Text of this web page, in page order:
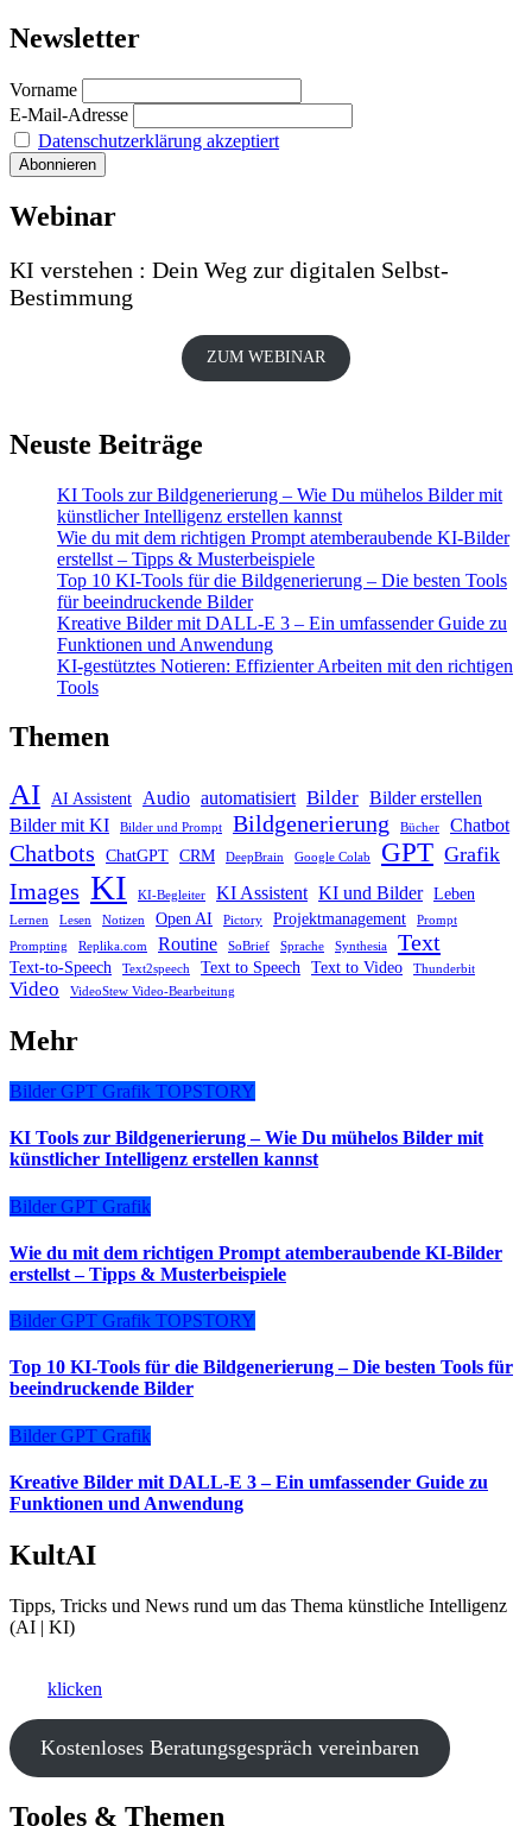
Newsletter
Vorname
E-Mail-Adresse
Datenschutzerklärung akzeptiert
Webinar
KI verstehen : Dein Weg zur digitalen Selbst-
Bestimmung
ZUM WEBINAR
Neuste Beiträge
KI Tools zur Bildgenerierung – Wie Du mühelos Bilder mit
künstlicher Intelligenz erstellen kannst
Wie du mit dem richtigen Prompt atemberaubende KI-Bilder
erstellst – Tipps & Musterbeispiele
Top 10 KI-Tools für die Bildgenerierung – Die besten Tools
für beeindruckende Bilder
Kreative Bilder mit DALL-E 3 – Ein umfassender Guide zu
Funktionen und Anwendung
KI-gestütztes Notieren: Effizienter Arbeiten mit den richtigen
Tools
Themen
AI AI Assistent Audio automatisiert Bilder Bilder erstellen
Bilder mit KI
Bilder und Prompt Bildgenerierung Bücher Chatbot
Chatbots ChatGPT CRM DeepBrain Google Colab GPT Grafik
Images KI KI-Begleiter KI Assistent KI und Bilder Leben
Lernen Lesen Notizen Open AI Pictory Projektmanagement
Prompt
Prompting
Replika.com Routine SoBrief Sprache Synthesia Text
Text-to-Speech Text2speech Text to Speech Text to Video Thunderbit
Video VideoStew Video-Bearbeitung
Mehr
Bilder GPT Grafik TOPSTORY
KI Tools zur Bildgenerierung – Wie Du mühelos Bilder mit
künstlicher Intelligenz erstellen kannst
Bilder GPT Grafik
Wie du mit dem richtigen Prompt atemberaubende KI-Bilder
erstellst – Tipps & Musterbeispiele
Bilder GPT Grafik TOPSTORY
Top 10 KI-Tools für die Bildgenerierung – Die besten Tools für
beeindruckende Bilder
Bilder GPT Grafik
Kreative Bilder mit DALL-E 3 – Ein umfassender Guide zu
Funktionen und Anwendung
KultAI
Tipps, Tricks und News rund um das Thema künstliche Intelligenz
(AI | KI)
klicken
Kostenloses Beratungsgespräch vereinbaren
Tooles & Themen